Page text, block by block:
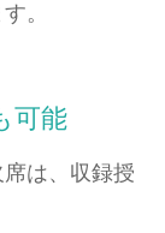
。
可能
は、収録授